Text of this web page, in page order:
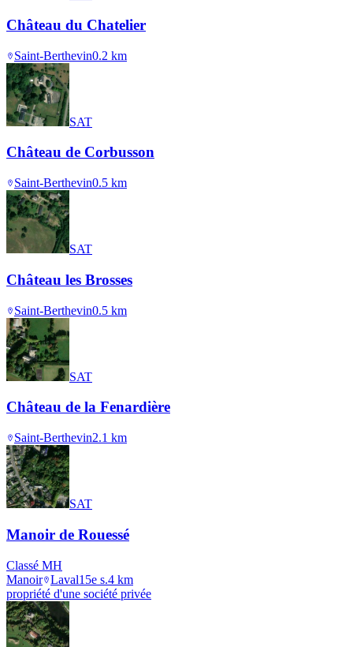
Château du Chatelier
Saint-Berthevin0.2 km
SAT
Château de Corbusson
Saint-Berthevin0.5 km
SAT
Château les Brosses
Saint-Berthevin0.5 km
SAT
Château de la Fenardière
Saint-Berthevin2.1 km
SAT
Manoir de Rouessé
Classé MH
Manoir Laval15e s.4 km
propriété d'une société privée